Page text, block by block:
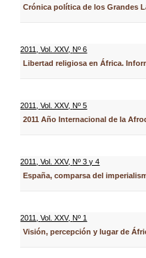
Crónica política de los Grandes
2011 ,Vol. XXV,Nº 6
Libertad religiosa en África.
2011 ,Vol. XXV,Nº 5
2011 Año Internacional de la
2011 ,Vol. XXV,Nº 3 y 4
España, comparsa del
2011 ,Vol. XXV,Nº 1
Visión, percepción y lugar de